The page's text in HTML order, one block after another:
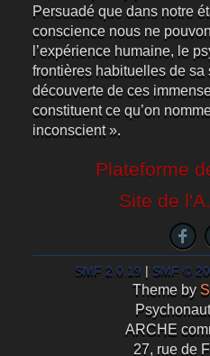
Persuadé que dans notre
conscience nous ne
l’expérience humaine, le
frontières habituelles de sa
découverte de ces
constituent ce qu’on
inconscient ».
Plateforme
Site de
SMF 2.0.19 SMF ©
Theme by
ARCHE
27, rue de